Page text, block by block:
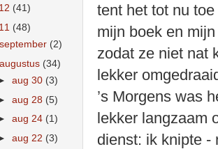
tent het tot nu
mijn boek en
zodat ze niet nat
lekker
’s Morgens was
lekker langzaam
dienst: ik knipte -
(41)
(48)
september (2)
augustus (34)
aug 30 (3)
aug 28 (5)
aug 24 (1)
aug 22 (3)